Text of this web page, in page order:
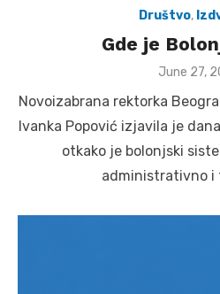
Društvo,
Gde je
Posted
June 27,
Novoizabrana rektorka
Ivanka Popović izjavila je
otkako je bolonjski
administrativno i